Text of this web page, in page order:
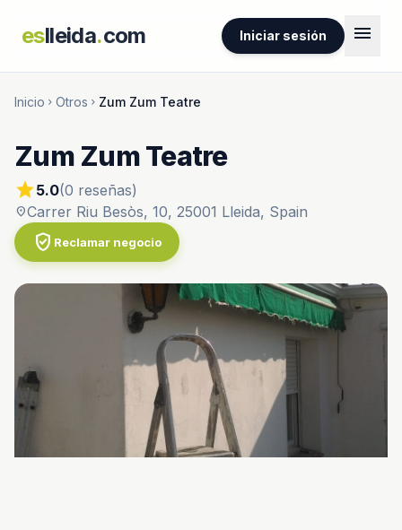
eslleida.com Iniciar sesión menu
Inicio chevron_right Otros chevron_right Zum Zum Teatre
Zum Zum Teatre
star5.0(0 reseñas)
location_onCarrer Riu Besòs, 10, 25001 Lleida, Spain
verified_user Reclamar negocio